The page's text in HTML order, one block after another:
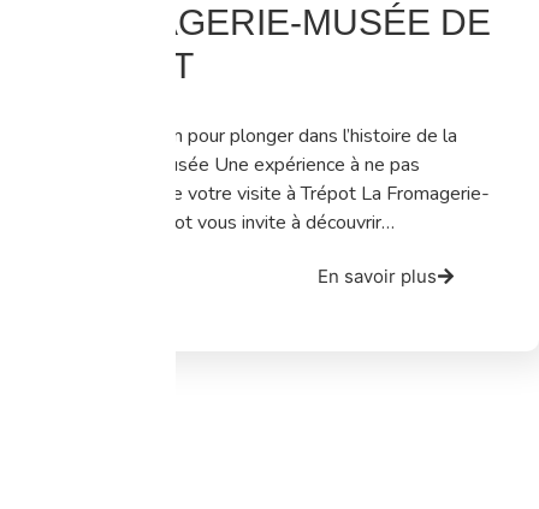
FROMAGERIE-MUSÉE DE
TRÉPOT
Un nouveau film pour plonger dans l’histoire de la
Fromagerie-Musée Une expérience à ne pas
manquer lors de votre visite à Trépot La Fromagerie-
Musée de Trépot vous invite à découvrir…
En savoir plus